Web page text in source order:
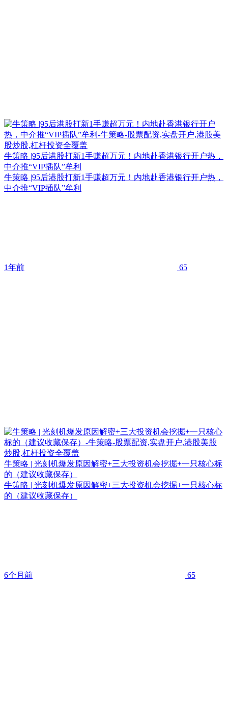
牛策略 |95后港股打新1手赚超万元！内地赴香港银行开户热，
中介推“VIP插队”牟利
牛策略 |95后港股打新1手赚超万元！内地赴香港银行开户热，
中介推“VIP插队”牟利
1年前 65
牛策略 | 光刻机爆发原因解密+三大投资机会挖掘+一只核心标
的（建议收藏保存）
牛策略 | 光刻机爆发原因解密+三大投资机会挖掘+一只核心标
的（建议收藏保存）
6个月前 65